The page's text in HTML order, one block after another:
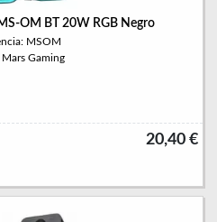
OM BT 20W RGB Negro
MSOM
Mars Gaming
20,40 €